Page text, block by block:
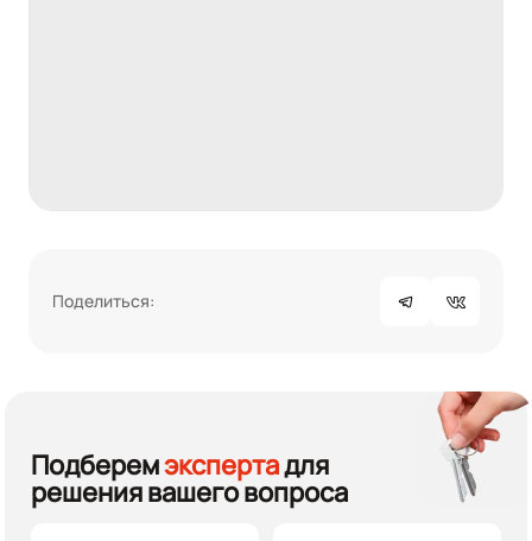
Поделиться:
Подберемэкспертадля
решения вашего вопроса